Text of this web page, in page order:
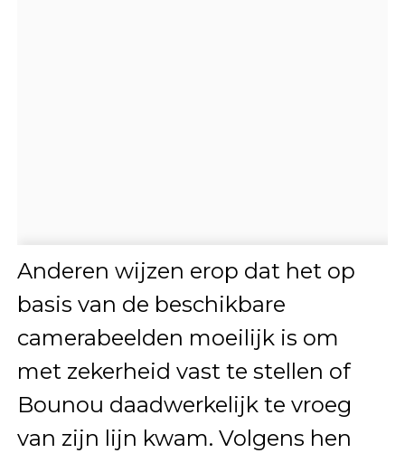
Anderen wijzen erop dat het op
basis van de beschikbare
camerabeelden moeilijk is om
met zekerheid vast te stellen of
Bounou daadwerkelijk te vroeg
van zijn lijn kwam. Volgens hen